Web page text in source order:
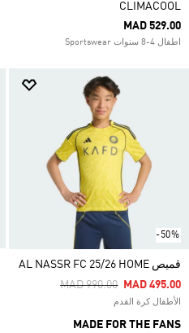
CLIMACOOL
MAD 529.00
اطفال 4-8 سنوات Sportswear
-50%
قميص AL NASSR FC 25/26 HOME
Price Reduced From
MAD 990.00ToMAD 495.00
الأطفال كرة القدم
MADE FOR THE FANS